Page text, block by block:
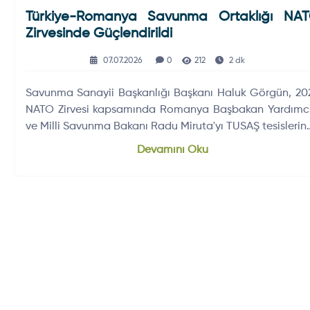
Türkiye-Romanya Savunma Ortaklığı
Zirvesinde Güçlendirildi
07.07.2026 0 212 2 dk
Savunma Sanayii Başkanlığı Başkanı Haluk Görgün,
NATO Zirvesi kapsamında Romanya Başbakan
ve Milli Savunma Bakanı Radu Miruta'yı TUSAŞ
Devamını Oku